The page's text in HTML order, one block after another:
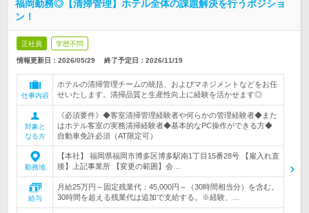
福岡勤務◎【清掃管理】ホテル全体の課題解決を行うポジショ
ン！
正社員 学歴不問
情報更新日：2026/05/29 終了予定日： 2026/11/19
仕事内容
ホテルの清掃管理チームの統括、およびマネジメントなどをお任
せいたします。清掃品質と生産性向上に経験を活かせます◎
対象と
なる方
《必須要件》◆客室清掃管理経験者や何らかの管理経験者◆また
はホテル客室の実務清掃経験者◆基本的なPC操作ができる方◆
自動車免許必須（AT限定可）
勤務地
【本社】 福岡県福岡市博多区博多駅南1丁目15番28号 【雇入れ直
後】上記事業所 【変更の範囲】会…
給与
月給25万円～固定残業代：45,000円～（30時間相当分）を含む。
30時間を超える残業代は追加で支給する。※経験、…